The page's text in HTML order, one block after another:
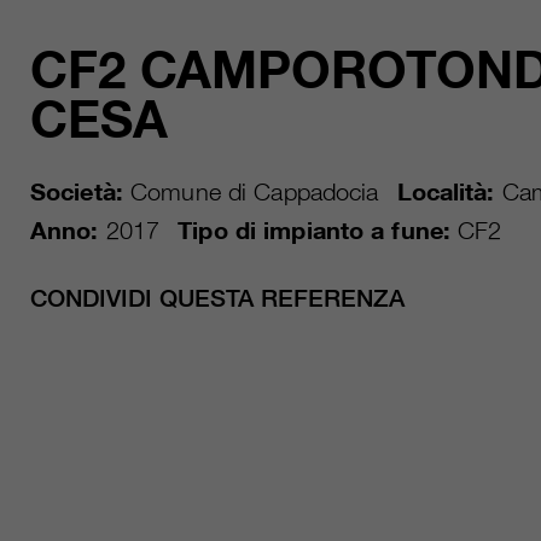
CF2
CESA
Società: Comune di Cappadocia Località:
Anno: 2017 Tipo di impianto a fune: CF2
CONDIVIDI QUESTA REFERENZA